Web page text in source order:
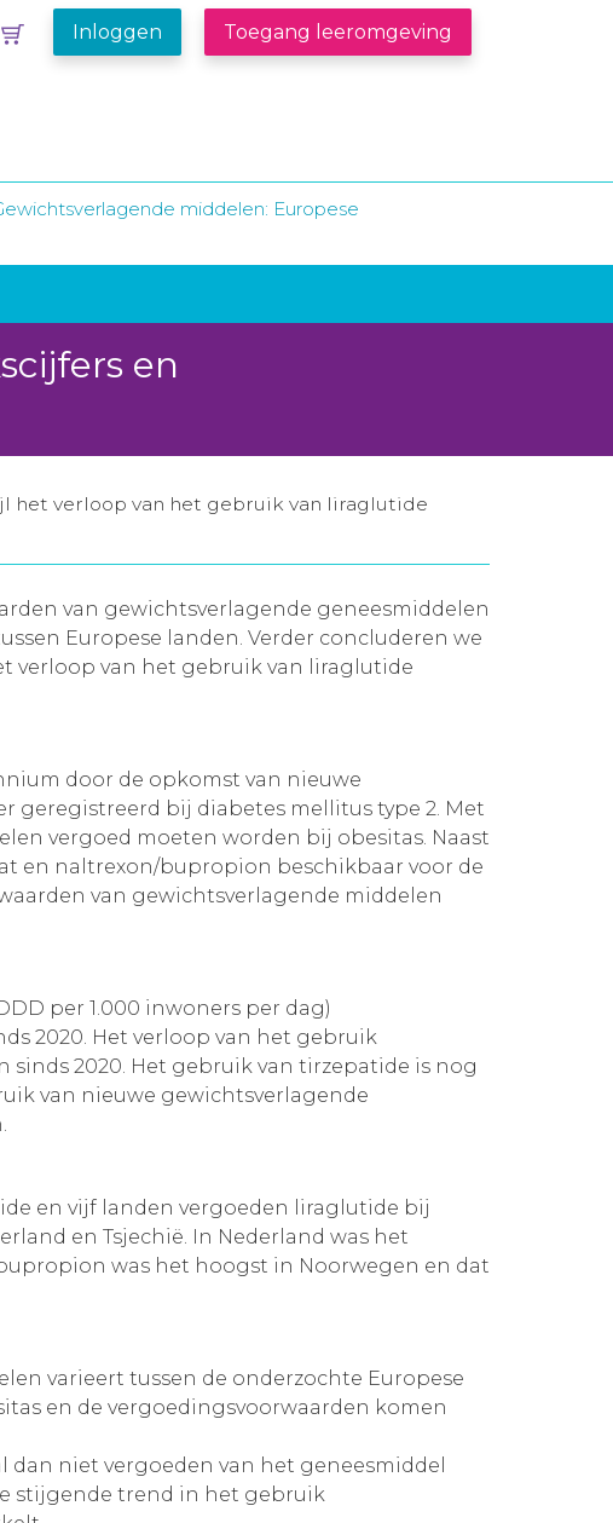
Inloggen Toegang leeromgeving
middelen: Europese
en
het verloop van het gebruik van liraglutide
van gewichtsverlagende geneesmiddelen
Europese landen. Verder concluderen we
verloop van het gebruik van liraglutide
door de opkomst van nieuwe
geregistreerd bij diabetes mellitus type 2. Met
vergoed moeten worden bij obesitas. Naast
en naltrexon/bupropion beschikbaar voor de
van gewichtsverlagende middelen
per 1.000 inwoners per dag)
2020. Het verloop van het gebruik
2020. Het gebruik van tirzepatide is nog
van nieuwe gewichtsverlagende
en vijf landen vergoeden liraglutide bij
en Tsjechië. In Nederland was het
was het hoogst in Noorwegen en dat
varieert tussen de onderzochte Europese
en de vergoedingsvoorwaarden komen
niet vergoeden van het geneesmiddel
stijgende trend in het gebruik